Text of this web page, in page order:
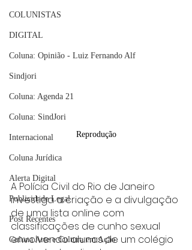
COLUNISTAS
DIGITAL
Coluna: Opinião - Luiz Fernando Alf
Sindjori
Coluna: Agenda 21
Coluna: SindJori
Internacional
Coluna Jurídica
Alerta Digital
Publicidade Legal
Post Recentes
Coluna Arte e Cultura em Ação
Reprodução
A Polícia Civil do Rio de Janeiro
investiga a criação e a divulgação
de uma lista online com
classificações de cunho sexual
envolvendo alunas de um colégio